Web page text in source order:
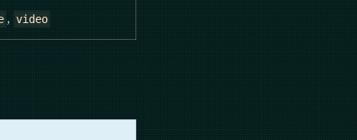
, video